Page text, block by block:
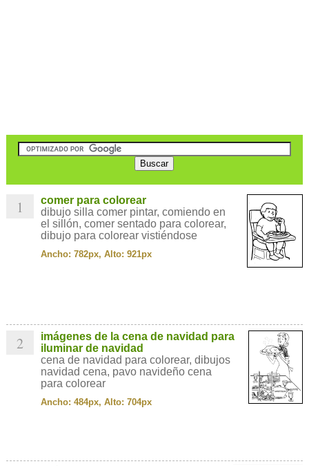
1
comer para colorear
dibujo silla comer pintar, comiendo en
el sillón, comer sentado para colorear,
dibujo para colorear vistiéndose
Ancho: 782px, Alto: 921px
2
imágenes de la cena de navidad para
iluminar de navidad
cena de navidad para colorear, dibujos
navidad cena, pavo navideño cena
para colorear
Ancho: 484px, Alto: 704px